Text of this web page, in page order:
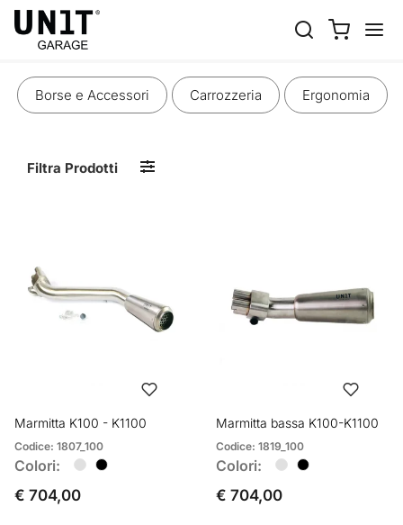
Borse e Accessori Carrozzeria Ergonomia
Filtra Prodotti
Marmitta K100 - K1100
Codice: 1807_100
Colori:
€ 704,00
Marmitta bassa K100-K1100
Codice: 1819_100
Colori:
€ 704,00